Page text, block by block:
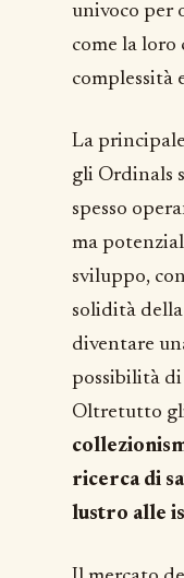
univoco per
come la loro
complessità
La
gli Ordinals
spesso
ma
sviluppo,
solidità
diventare
possibilità
Oltretutto
ricerca di
lustro alle